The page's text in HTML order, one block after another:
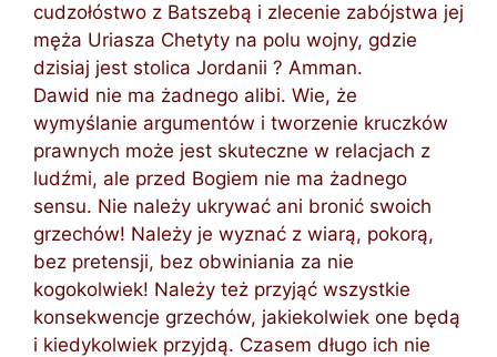
cudzołóstwo z Batszebą i zlecenie zabójstwa jej
męża Uriasza Chetyty na polu wojny, gdzie
dzisiaj jest stolica Jordanii ? Amman.
Dawid nie ma żadnego alibi. Wie, że
wymyślanie argumentów i tworzenie kruczków
prawnych może jest skuteczne w relacjach z
ludźmi, ale przed Bogiem nie ma żadnego
sensu. Nie należy ukrywać ani bronić swoich
grzechów! Należy je wyznać z wiarą, pokorą,
bez pretensji, bez obwiniania za nie
kogokolwiek! Należy też przyjąć wszystkie
konsekwencje grzechów, jakiekolwiek one będą
i kiedykolwiek przyjdą. Czasem długo ich nie